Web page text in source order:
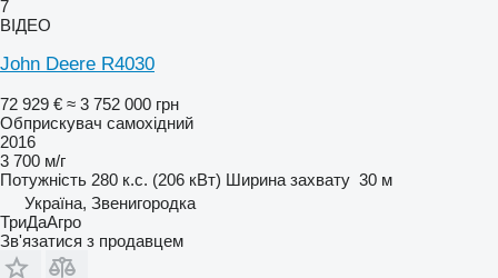
7
ВІДЕО
John Deere R4030
72 929 € ≈ 3 752 000 грн
Обприскувач самохідний
2016
3 700 м/г
Потужність 280 к.с. (206 кВт) Ширина захвату 30 м
Україна, Звенигородка
ТриДаАгро
Зв'язатися з продавцем